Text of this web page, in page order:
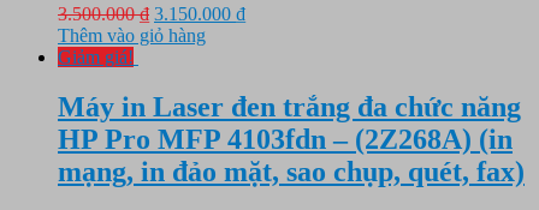
3.500.000₫ Giá
gốc
3.150.000 ₫Giá
3.150.000 ₫.
Thêm vào giỏ hàng
Giảm giá!
Máy in Laser đen trắng đa chức năng
HP Pro MFP 4103fdn – (2Z268A) (in
mạng, in đảo mặt, sao chụp, quét, fax)